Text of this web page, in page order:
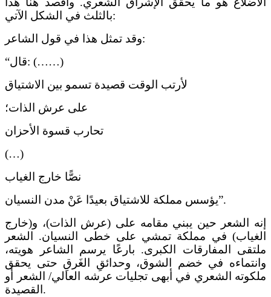
بالثلث في الشكل الآتي:
وقد تمثل هذا في قول الشاعر:
“قال: (……)
لأرتب الوقت قصيدة تسمو بين الاشتياق
على عرش الذات؛
تحارب قسوة الأحزان
(…)
نصًّا خارج الغياب
يؤسس مملكة للاشتياق بعيدًا عَنْ مدن النسيان”.
إنه الشعر حين يبني مقامه على (عرش الذات)، و(خارج
الغياب) في مملكة تمشي على خطى النسيان. الشعر
ملتقى المفارقات الكبرى. بارعًا يرسم الشاعر هويته،
وانتماءه في خضم الشوق، وحدائقِ الغَرقِ حتى يحقق
ملكوته الشعري في أبهى تجليات عرشه العالي/ الشعر أو
القصيدة.